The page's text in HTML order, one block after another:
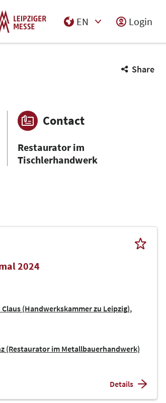
EN
Login
Share
Contact
Restaurator im
Tischlerhandwerk
2024
Claus (Handwerkskammer zu Leipzig)
(Restaurator im Metallbauerhandwerk)
Details